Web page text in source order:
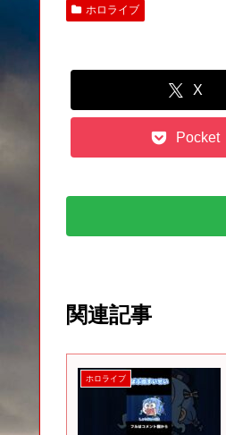
ホロライブ
X
Pocket
関連記事
ホロライブ